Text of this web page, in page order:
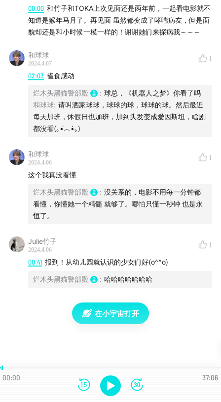
（融媒影城很快就要有展览了，虽然现在看着冷清，但是
很快就会热闹起来的）
#关于拎得清电波
拎得清的人很厉害，拎不清的人也很可爱。拎得清是一种
这里是由人间迷路姬烂木头为您独家带来的《拎得清电
波》，本节目致力于针对日常生活，影视娱乐，文学作品
中那些微妙的人际温度偏差值，提供没有什么用的人间指
00:00 和竹子和TOKA上次见面还是两年前，一起看电影就不
知道是猴年马月了。再见面 虽然都变成了哮喘病友，但是面
貌却还是和小时候一模一样的！谢谢她们来探病我～～～
和球球
2024.4.07
1
02:03 雀食感动
烂木头黑猫警部殿 : 球总，《机器人之梦》你看了吗
和球球: 请叫洒家球球，球球的球，球球的球。然后最近
每天加班，休假日也加班，加到头发变成爱因斯坦，啥剧
都没看(｡•́︿•̀｡)
和球球
2024.4.06
1
这个我真没看懂
烂木头黑猫警部殿 : 没关系的，电影不用每一分钟都
看懂，你懂她一个精髓 就够了。哪怕只懂一秒钟 也是永
恒了。
Julie竹子
2024.4.06
1
00:41 报到！从幼儿园就认识的少女们好(o^^o)
烂木头黑猫警部殿 : 哈哈哈哈哈哈哈
在小宇宙打开
00:00 37:06